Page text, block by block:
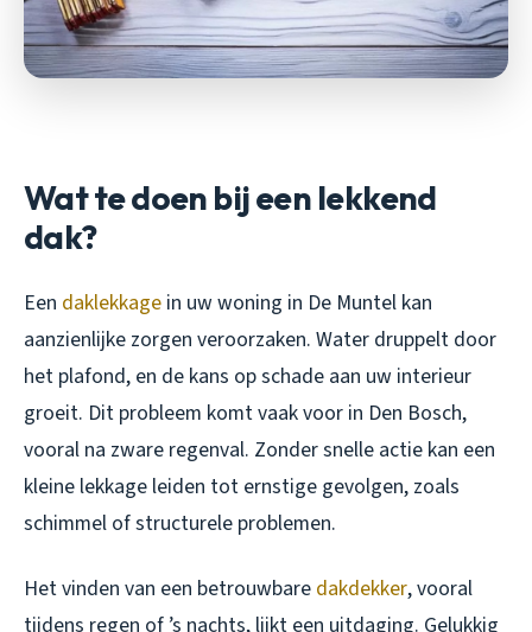
Wat te doen bij een lekkend
dak?
Een daklekkage in uw woning in De Muntel kan
aanzienlijke zorgen veroorzaken. Water druppelt door
het plafond, en de kans op schade aan uw interieur
groeit. Dit probleem komt vaak voor in Den Bosch,
vooral na zware regenval. Zonder snelle actie kan een
kleine lekkage leiden tot ernstige gevolgen, zoals
schimmel of structurele problemen.
Het vinden van een betrouwbare dakdekker, vooral
tijdens regen of ’s nachts, lijkt een uitdaging. Gelukkig